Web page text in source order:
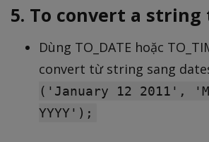
5. To convert a string
Dùng TO_DATE hoặc
convert từ string sang
('January 12 2011',
YYYY');